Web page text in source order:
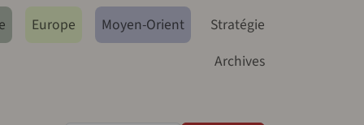
Europe Moyen-Orient
Stratégie
Archives